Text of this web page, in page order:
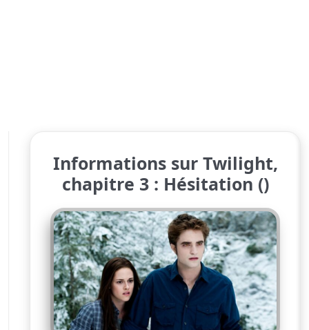
Informations sur Twilight,
chapitre 3 : Hésitation ()